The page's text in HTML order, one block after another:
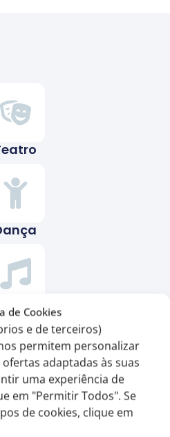
de Cookies
e de terceiros)
permitem personalizar
adaptadas às suas
uma experiência de
em "Permitir Todos". Se
de cookies, clique em
Ao Vivo